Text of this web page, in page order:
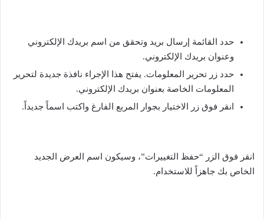
حدد القائمة إرسال بريد وتحقق من اسم بريدك الإلكتروني
وعنوان بريدك الإلكتروني.
حدد زر تحرير المعلومات. يفتح هذا الإجراء نافذة جديدة لتحرير
المعلومات الخاصة بعنوان بريدك الإلكتروني.
انقر فوق زر الاختيار بجوار المربع الفارغ واكتب اسماً جديداً.
انقر فوق الزر “حفظ التغييرات”، وسيكون اسم العرض الجديد
الخاص بك جاهزاً للاستخدام.